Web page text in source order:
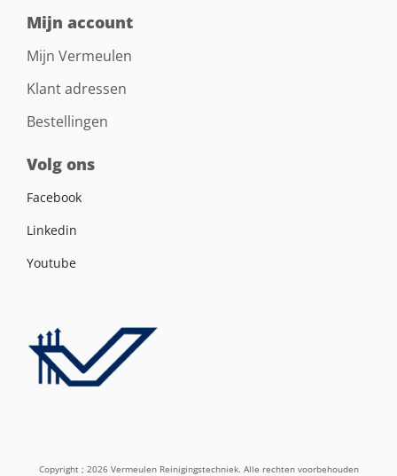
Mijn account
Mijn Vermeulen
Klant adressen
Bestellingen
Volg ons
Facebook
Linkedin
Youtube
Copyright ; 2026 Vermeulen Reinigingstechniek. Alle rechten voorbehouden